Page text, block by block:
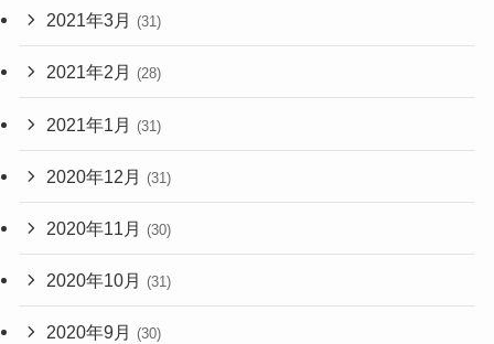
2021年3月 (31)
2021年2月 (28)
2021年1月 (31)
2020年12月 (31)
2020年11月 (30)
2020年10月 (31)
2020年9月 (30)